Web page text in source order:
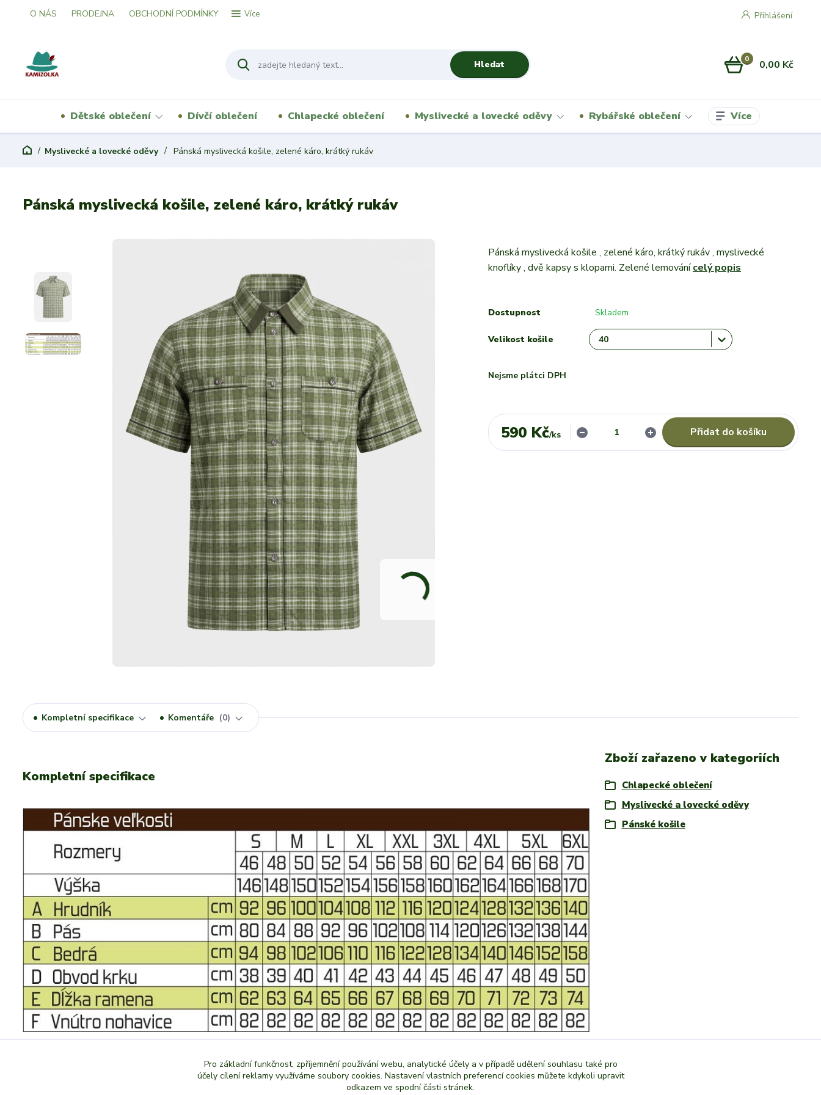
O NÁS PRODEJNA OBCHODNÍ PODMÍNKY Více Přihlášení
Hledat 0 0,00 Kč
Dětské oblečení Dívčí oblečení Chlapecké oblečení Myslivecké a lovecké oděvy Rybářské oblečení Více
Myslivecké a lovecké oděvy Pánská myslivecká košile, zelené káro, krátký rukáv
Pánská myslivecká košile, zelené káro, krátký rukáv
Pánská myslivecká košile , zelené káro, krátký rukáv , myslivecké
knoflíky , dvě kapsy s klopami. Zelené lemovánícelý popis
Dostupnost Skladem
Velikost košile
Nejsme plátci DPH
590 Kč/ks Přidat do košíku
Kompletní specifikace Komentáře 0
Kompletní specifikace
Zboží zařazeno v kategoriích
Chlapecké oblečení
Myslivecké a lovecké oděvy
Pánské košile
Pro základní funkčnost, zpříjemnění používání webu, analytické účely a v případě udělení souhlasu také pro
účely cílení reklamy využíváme soubory cookies. Nastavení vlastních preferencí cookies můžete kdykoli upravit
odkazem ve spodní části stránek.